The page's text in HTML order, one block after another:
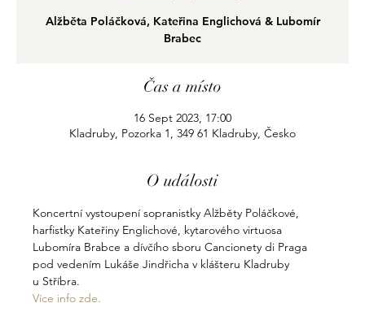
Alžběta Poláčková, Kateřina Englichová & Lubomír
Brabec
Čas a místo
16 Sept 2023, 17:00
Kladruby, Pozorka 1, 349 61 Kladruby, Česko
O události
Koncertní vystoupení sopranistky Alžběty Poláčkové,
harfistky Kateřiny Englichové, kytarového virtuosa
Lubomíra Brabce a dívčího sboru Cancionety di Praga
pod vedením Lukáše Jindřicha v klášteru Kladruby
u Stříbra.
Více info zde.